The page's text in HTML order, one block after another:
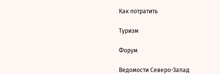
Как потратить
Туризм
Форум
Ведомости Северо-Запад